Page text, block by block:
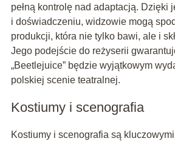
pełną kontrolę nad adaptacją. Dzięki
i doświadczeniu, widzowie mogą
produkcji, która nie tylko bawi, ale i
Jego podejście do reżyserii
„Beetlejuice” będzie wyjątkowym
polskiej scenie teatralnej.
Kostiumy i scenografia
Kostiumy i scenografia są